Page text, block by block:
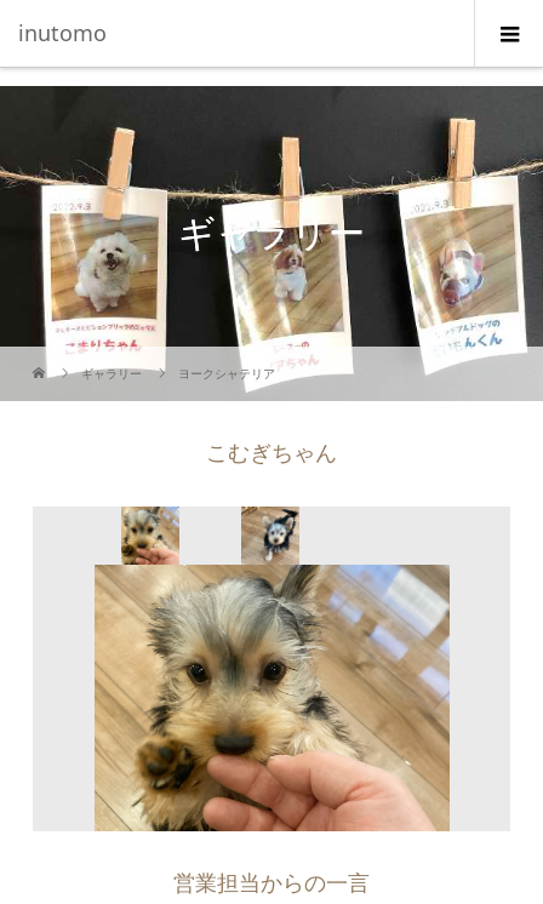
inutomo
ギャラリー
ギャラリー ヨークシャテリア
こむぎちゃん
営業担当からの一言